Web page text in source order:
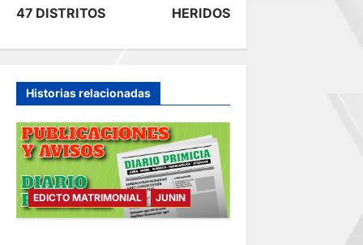
e
g
a
c
ó
47 DISTRITOS
HERIDOS
Historias relacionadas
EDICTO MATRIMONIAL JUNIN